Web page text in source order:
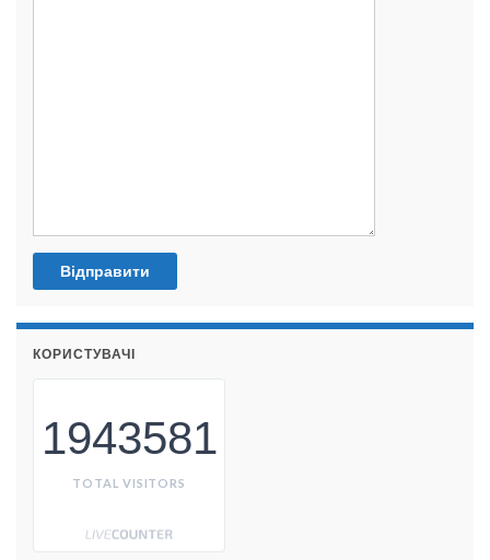
КОРИСТУВАЧІ
1943581
TOTAL VISITORS